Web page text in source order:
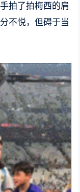
拍了拍梅西的肩
不悦，但碍于当